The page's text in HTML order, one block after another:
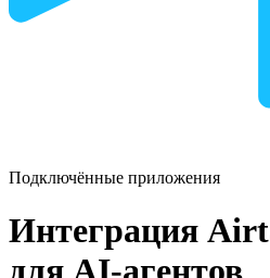
Подключённые приложения
Интеграция